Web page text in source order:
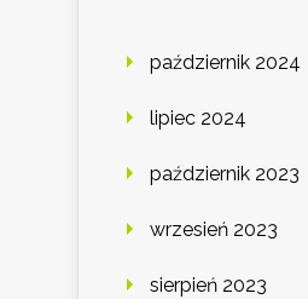
październik 2024
lipiec 2024
październik 2023
wrzesień 2023
sierpień 2023